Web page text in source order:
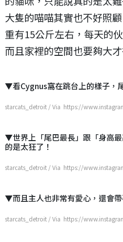
大隻的喵喵其實也不好照
重有15公斤左右，每天的
而且家裡的空間也要夠大才
▼看Cygnus窩在跳台上的樣子，
starcats_detroit / Via https://
▼世界上「尾巴最長」跟「身高
的是太狂了！
starcats_detroit / Via https://
▼而且主人也非常有愛心，還會
starcats_detroit / Via https://